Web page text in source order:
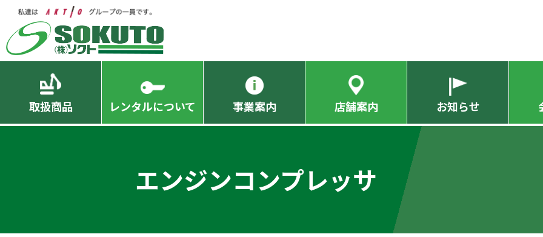
取扱商品 レンタルについて 事業案内 店舗案内 お知らせ
エンジンコンプレッサ